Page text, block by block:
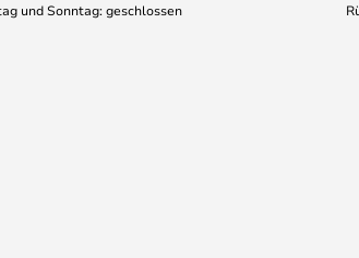
und Sonntag: geschlossen